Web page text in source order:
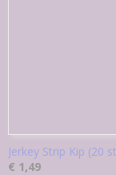
Jerkey Strip Kip (20
€ 1,49